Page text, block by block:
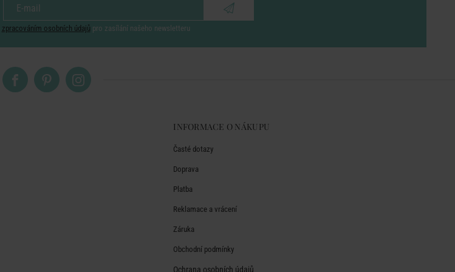
zpracováním osobních údajů pro zasílání našeho newsletteru
INFORMACE O NÁKUPU
Časté dotazy
Doprava
Platba
Reklamace a vrácení
Záruka
Obchodní podmínky
Ochrana osobních údajů